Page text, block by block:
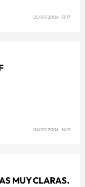
25/07/2006 13:17
04/07/2006 14:21
MUY CLARAS.